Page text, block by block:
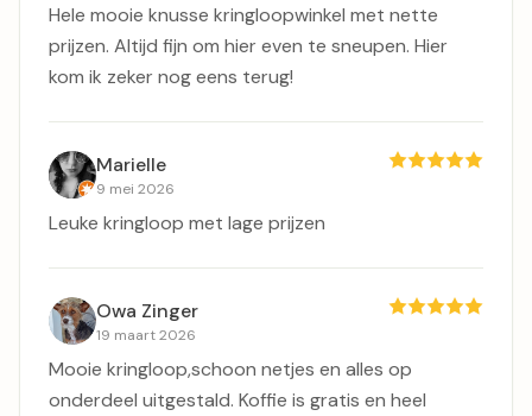
Hele mooie knusse kringloopwinkel met nette
prijzen. Altijd fijn om hier even te sneupen. Hier
kom ik zeker nog eens terug!
Marielle
9 mei 2026
Leuke kringloop met lage prijzen
Owa Zinger
19 maart 2026
Mooie kringloop,schoon netjes en alles op
onderdeel uitgestald. Koffie is gratis en heel